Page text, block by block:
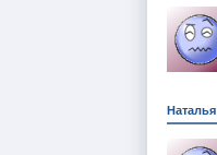
Наталья